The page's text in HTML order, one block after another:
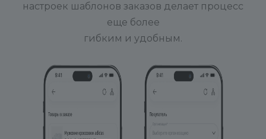
настроек шаблонов заказов делает процесс
еще более
гибким и удобным.